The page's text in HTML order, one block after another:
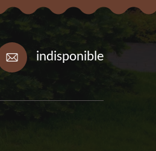
indisponible